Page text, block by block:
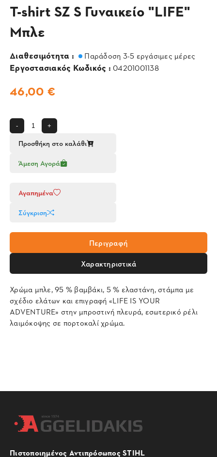
T-shirt SZ S Γυναικείο "LIFE"
Μπλε
Διαθεσιμότητα : Παράδοση 3-5 εργάσιμες μέρες
Εργοστασιακός Κωδικός : 04201001138
46,00 €
- +
Προσθήκη στο καλάθι
Άμεση Αγορά
Αγαπημένα
Σύγκριση
Περιγραφή
Χαρακτηριστικά
Χρώμα μπλε, 95 % βαμβάκι, 5 % ελαστάνη, στάμπα με
σχέδιο ελάτων και επιγραφή «LIFE IS YOUR
ADVENTURE» στην μπροστινή πλευρά, εσωτερικό ρέλι
λαιμόκοψης σε πορτοκαλί χρώμα.
Πιστοποιημένος Αντιπρόσωπος STIHL